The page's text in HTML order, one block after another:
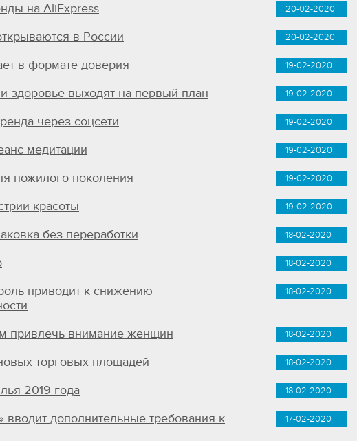
20-02-2020
на AliExpress
20-02-2020
в России
19-02-2020
в формате доверия
19-02-2020
и здоровье выходят на первый план
19-02-2020
через соцсети
19-02-2020
медитации
19-02-2020
пожилого поколения
19-02-2020
красоты
18-02-2020
без переработки
18-02-2020
18-02-2020
приводит к снижению
18-02-2020
привлечь внимание женщин
18-02-2020
торговых площадей
18-02-2020
2019 года
17-02-2020
вводит дополнительные требования к